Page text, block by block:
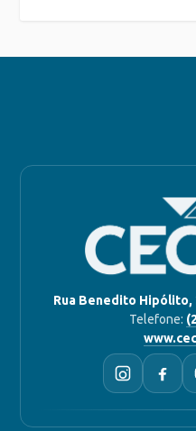
Rua Benedito Hipólito,
Telefone: